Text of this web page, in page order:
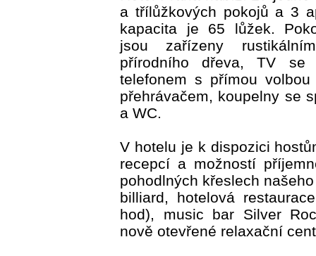
a třílůžkových pokojů a 3
kapacita je 65 lůžek.
jsou zařízeny
přírodního dřeva, TV se
telefonem s přímou
přehrávačem, koupelny se
a WC.
V hotelu je k dispozici
recepcí a možností
pohodlných křeslech
billiard, hotelová
hod), music bar Silver
nově otevřené relaxační